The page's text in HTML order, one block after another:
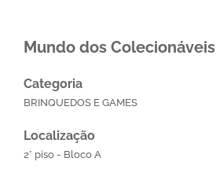
Mundo dos Colecionáveis
Categoria
BRINQUEDOS E GAMES
Localização
2° piso - Bloco A